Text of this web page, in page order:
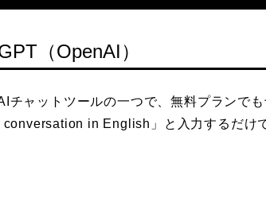
（OpenAI）
チャットツールの一つで、無料プランで
in English」と入力するだけ